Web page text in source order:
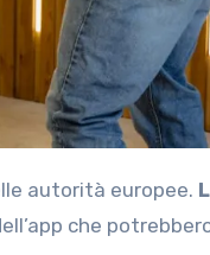
autorità europee.
che